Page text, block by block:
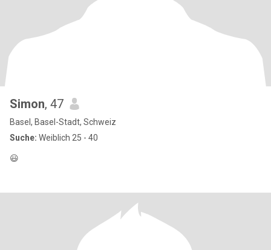
Simon, 47
Basel, Basel-Stadt, Schweiz
Suche: Weiblich 25 - 40
😃